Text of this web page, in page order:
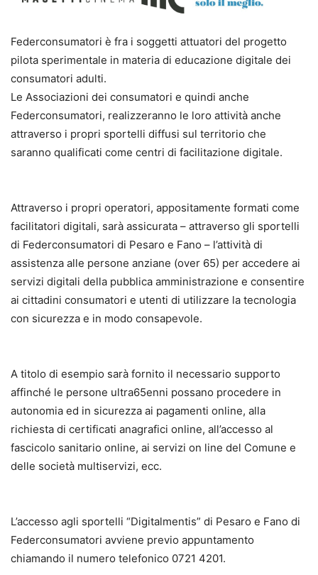
Federconsumatori è fra i soggetti attuatori del progetto
pilota sperimentale in materia di educazione digitale dei
consumatori adulti.
Le Associazioni dei consumatori e quindi anche
Federconsumatori, realizzeranno le loro attività anche
attraverso i propri sportelli diffusi sul territorio che
saranno qualificati come centri di facilitazione digitale.
Attraverso i propri operatori, appositamente formati come
facilitatori digitali, sarà assicurata – attraverso gli sportelli
di Federconsumatori di Pesaro e Fano – l’attività di
assistenza alle persone anziane (over 65) per accedere ai
servizi digitali della pubblica amministrazione e consentire
ai cittadini consumatori e utenti di utilizzare la tecnologia
con sicurezza e in modo consapevole.
A titolo di esempio sarà fornito il necessario supporto
affinché le persone ultra65enni possano procedere in
autonomia ed in sicurezza ai pagamenti online, alla
richiesta di certificati anagrafici online, all’accesso al
fascicolo sanitario online, ai servizi on line del Comune e
delle società multiservizi, ecc.
L’accesso agli sportelli “Digitalmentis” di Pesaro e Fano di
Federconsumatori avviene previo appuntamento
chiamando il numero telefonico 0721 4201.